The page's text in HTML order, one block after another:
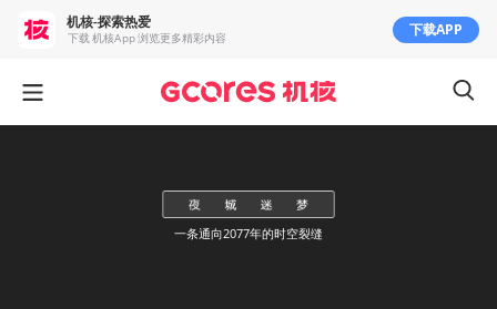
一条通向2077年的时空裂缝
机核-探索热爱
下载 机核App 浏览更多精彩内容 下载APP